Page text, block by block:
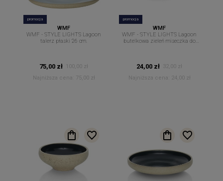
promocja
WMF
WMF - STYLE LIGHTS Lagoon
talerz płaski 26 cm.
75,00 zł
100,00 zł
Najniższa cena:
75,00 zł
promocja
WMF
WMF - STYLE LIGHTS Lagoon
butelkowa zieleń miseczka do
24,00 zł
32,00 zł
Najniższa cena:
24,00 zł